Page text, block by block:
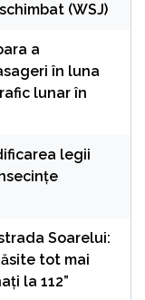
(WSJ)
a
în luna
lunar în
legii
Soarelui:
tot mai
la 112”